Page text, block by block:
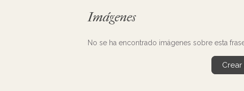
Imágenes
No se ha encontrado imágenes sobre esta